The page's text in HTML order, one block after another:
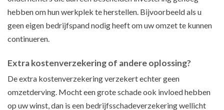
hebben om hun werkplek te herstellen. Bijvoorbeeld als u
geen eigen bedrijfspand nodig heeft om uw omzet te kunnen
continueren.
Extra kostenverzekering of andere oplossing?
De extra kostenverzekering verzekert echter geen
omzetderving. Mocht een grote schade ook invloed hebben
op uw winst, dan is een bedrijfsschadeverzekering wellicht